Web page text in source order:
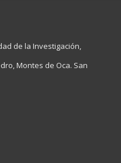
de la Investigación,
Montes de Oca. San